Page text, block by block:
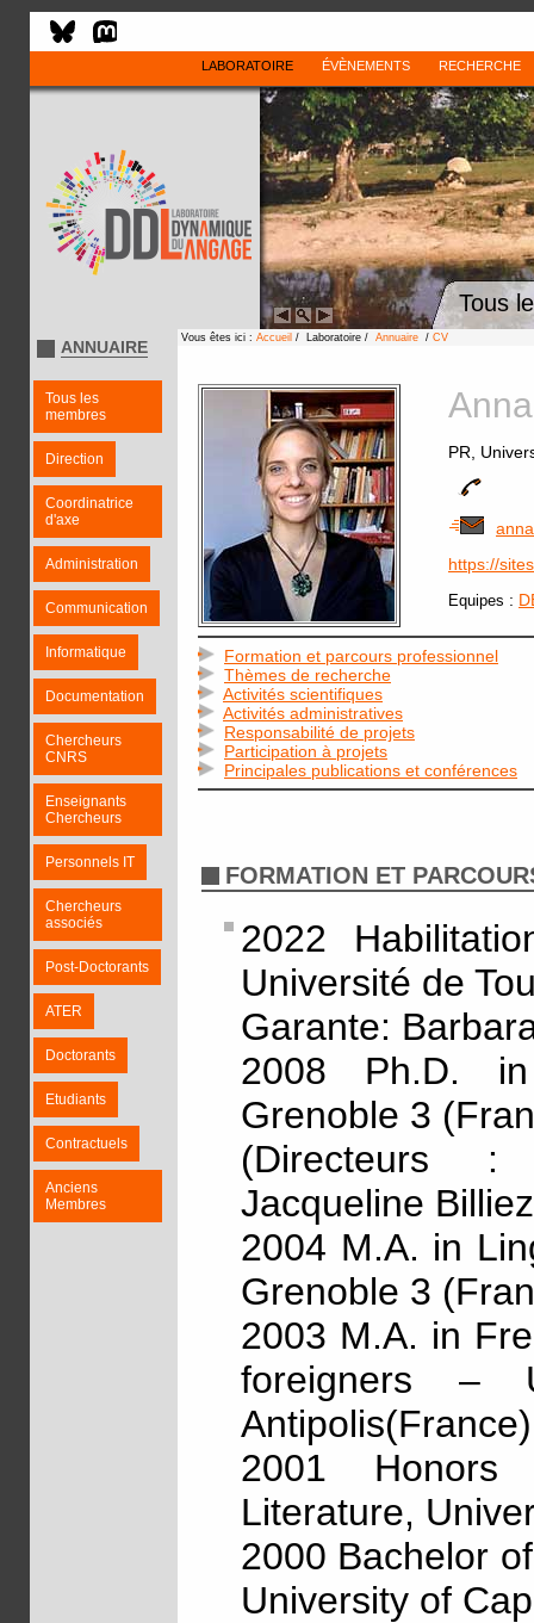
LABORATOIRE ÉVÈNEMENTS RECHERCHE
Tous
ANNUAIRE
Tous les
membres
Direction
Coordinatrice
d'axe
Administration
Communication
Informatique
Documentation
Chercheurs
CNRS
Enseignants
Chercheurs
Personnels IT
Chercheurs
associés
Post-Doctorants
ATER
Doctorants
Etudiants
Contractuels
Anciens
Membres
Vous êtes ici : Accueil / Laboratoire / Annuaire / CV
PR,
https://
Equipes :
Formation et parcours professionnel
Thèmes de recherche
Activités scientifiques
Activités administratives
Responsabilité de projets
Participation à projets
Principales publications et conférences
FORMATION ET
2022
Université de
Garante:
2008 Ph.D.
Grenoble 3
(Directeurs :
Jacqueline
2004 M.A. in
Grenoble 3
2003 M.A. in
foreigners –
Antipolis(France)
2001
Literature,
2000 Bachelor
University of